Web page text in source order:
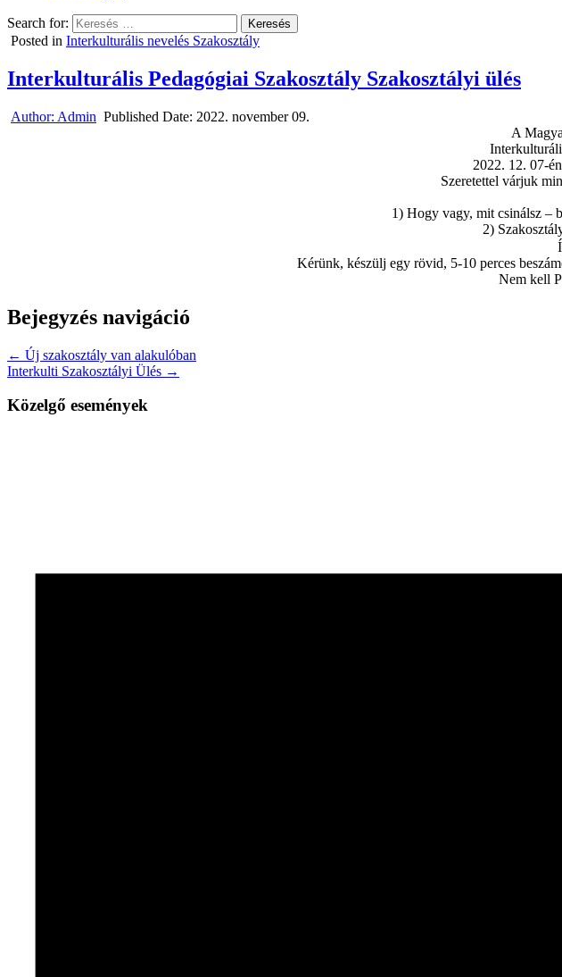
Search for:
Posted in Interkulturális nevelés Szakosztály
Interkulturális Pedagógiai Szakosztály Szakosztályi ülés
Author: Admin Published Date: 2022. november 09.
A
2022. 12. 07-
Szeretettel várjuk
1) Hogy vagy, mit csinálsz –
2)
Kérünk, készülj egy rövid, 5-10 perces
Nem kell
Bejegyzés navigáció
← Új szakosztály van alakulóban
Interkulti Szakosztályi Ülés →
Közelgő események